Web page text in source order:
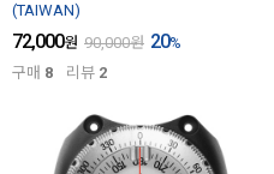
(TAIWAN)
72,000원 90,000원 20%
구매 8 리뷰 2